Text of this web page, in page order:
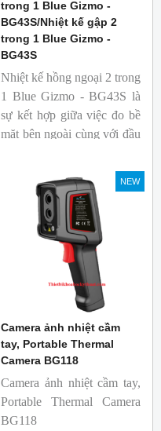
trong 1 Blue Gizmo -
BG43S/Nhiệt kế gập 2
trong 1 Blue Gizmo -
BG43S
Nhiệt kế hồng ngoại 2 trong
1 Blue Gizmo - BG43S là
sự kết hợp giữa việc đo bề
mặt bên ngoài cùng với đầu
Nhiệt kế thích hợp cho
ngành công nghiệp thực
NEW
Camera ảnh nhiệt cầm
tay, Portable Thermal
Camera BG118
Camera ảnh nhiệt cầm tay,
Portable Thermal Camera
BG118